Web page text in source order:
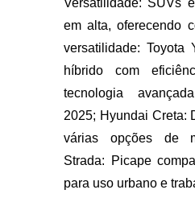
Versatilidade: SUVs
em alta, oferecendo
versatilidade: Toyota
híbrido com
tecnologia
2025; Hyundai Creta:
várias opções de
Strada: Picape
para uso urbano e